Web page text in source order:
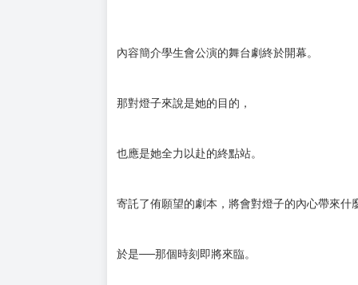
內容簡介學生會公演的舞台劇終於開幕。
那對燈子來說是她的目的，
也應是她全力以赴的終點站。
寄託了侑願望的劇本，將會對燈子的內心帶來什
於是──那個時刻即將來臨。